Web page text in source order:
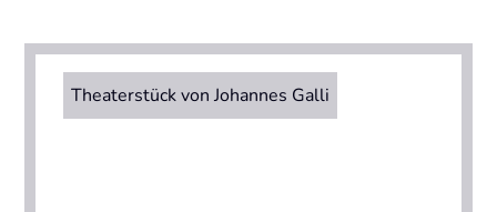
Theaterstück von Johannes Galli